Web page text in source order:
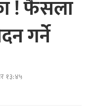
! फैसला
गर्ने
१३:४५